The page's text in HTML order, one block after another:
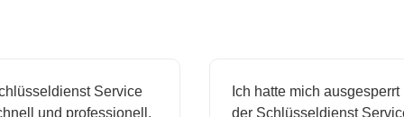
Service
und professionell.
Ich hatte mich ausgesperrt und
der Schlüsseldienst Service